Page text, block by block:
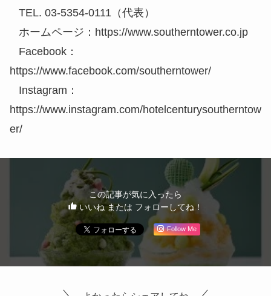
TEL. 03-5354-0111（代表）
ホームページ：https://www.southerntower.co.jp
Facebook：
https://www.facebook.com/southerntower/
Instagram：
https://www.instagram.com/hotelcenturysoutherntow
er/
この記事が気に入ったら
いいね または フォローしてね！
Follow Me